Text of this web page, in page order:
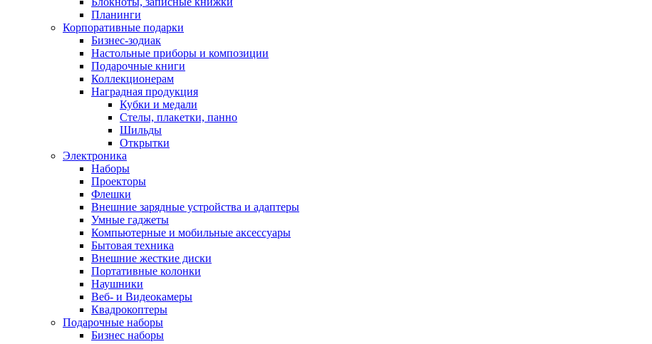
Планинги
Корпоративные подарки
Бизнес-зодиак
Настольные приборы и композиции
Подарочные книги
Коллекционерам
Наградная продукция
Кубки и медали
Стелы, плакетки, панно
Шильды
Открытки
Электроника
Наборы
Проекторы
Флешки
Внешние зарядные устройства и адаптеры
Умные гаджеты
Компьютерные и мобильные аксессуары
Бытовая техника
Внешние жесткие диски
Портативные колонки
Наушники
Веб- и Видеокамеры
Квадрокоптеры
Подарочные наборы
Бизнес наборы